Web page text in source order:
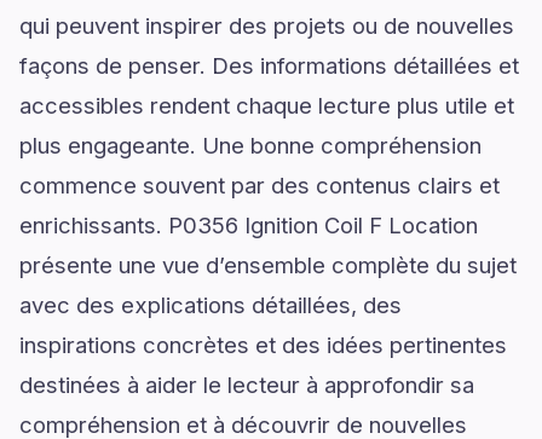
qui peuvent inspirer des projets ou de nouvelles
façons de penser. Des informations détaillées et
accessibles rendent chaque lecture plus utile et
plus engageante. Une bonne compréhension
commence souvent par des contenus clairs et
enrichissants. P0356 Ignition Coil F Location
présente une vue d’ensemble complète du sujet
avec des explications détaillées, des
inspirations concrètes et des idées pertinentes
destinées à aider le lecteur à approfondir sa
compréhension et à découvrir de nouvelles